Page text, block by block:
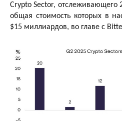
Crypto Sector, отслеживающего
общая стоимость которых в
$15 миллиардов, во главе с